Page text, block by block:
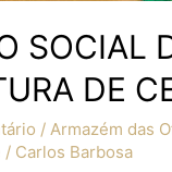
SOCIAL
DE
/ Armazém das
/ Carlos Barbosa